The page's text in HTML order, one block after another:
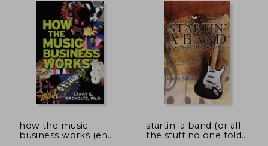
how the music
business works (en
startin' a band (or all
the stuff no one told